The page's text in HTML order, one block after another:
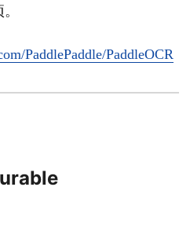
PaddlePaddle/PaddleOCR